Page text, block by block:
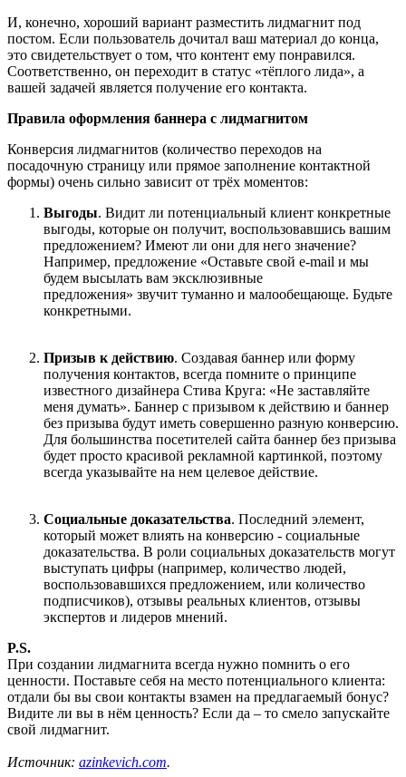
И, конечно, хороший вариант разместить лидмагнит под
постом. Если пользователь дочитал ваш материал до конца,
это свидетельствует о том, что контент ему понравился.
Соответственно, он переходит в статус «тёплого лида», а
вашей задачей является получение его контакта.
Правила оформления баннера с лидмагнитом
Конверсия лидмагнитов (количество переходов на
посадочную страницу или прямое заполнение контактной
формы) очень сильно зависит от трёх моментов:
Выгоды. Видит ли потенциальный клиент конкретные
выгоды, которые он получит, воспользовавшись вашим
предложением? Имеют ли они для него значение?
Например, предложение «Оставьте свой e-mail и мы
будем высылать вам эксклюзивные
предложения» звучит туманно и малообещающе. Будьте
конкретными.
Призыв к действию. Создавая баннер или форму
получения контактов, всегда помните о принципе
известного дизайнера Стива Круга: «Не заставляйте
меня думать». Баннер с призывом к действию и баннер
без призыва будут иметь совершенно разную конверсию.
Для большинства посетителей сайта баннер без призыва
будет просто красивой рекламной картинкой, поэтому
всегда указывайте на нем целевое действие.
Социальные доказательства. Последний элемент,
который может влиять на конверсию - социальные
доказательства. В роли социальных доказательств могут
выступать цифры (например, количество людей,
воспользовавшихся предложением, или количество
подписчиков), отзывы реальных клиентов, отзывы
экспертов и лидеров мнений.
P.S.
При создании лидмагнита всегда нужно помнить о его
ценности. Поставьте себя на место потенциального клиента:
отдали бы вы свои контакты взамен на предлагаемый бонус?
Видите ли вы в нём ценность? Если да – то смело запускайте
свой лидмагнит.
Источник: azinkevich.com.